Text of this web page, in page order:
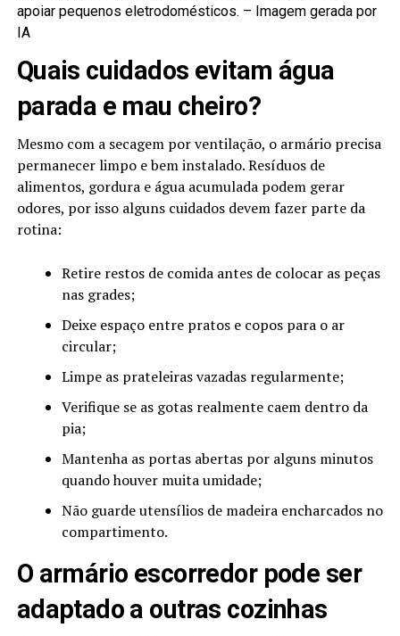
apoiar pequenos eletrodomésticos. – Imagem gerada por
IA
Quais cuidados evitam água
parada e mau cheiro?
Mesmo com a secagem por ventilação, o armário precisa
permanecer limpo e bem instalado. Resíduos de
alimentos, gordura e água acumulada podem gerar
odores, por isso alguns cuidados devem fazer parte da
rotina:
Retire restos de comida antes de colocar as peças
nas grades;
Deixe espaço entre pratos e copos para o ar
circular;
Limpe as prateleiras vazadas regularmente;
Verifique se as gotas realmente caem dentro da
pia;
Mantenha as portas abertas por alguns minutos
quando houver muita umidade;
Não guarde utensílios de madeira encharcados no
compartimento.
O armário escorredor pode ser
adaptado a outras cozinhas